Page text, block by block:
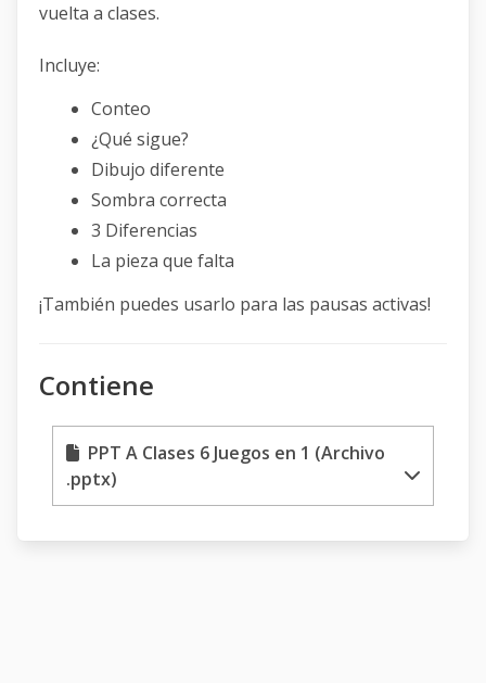
vuelta a clases.
Incluye:
Conteo
¿Qué sigue?
Dibujo diferente
Sombra correcta
3 Diferencias
La pieza que falta
¡También puedes usarlo para las pausas activas!
Contiene
PPT A Clases 6 Juegos en 1 (Archivo
.pptx)